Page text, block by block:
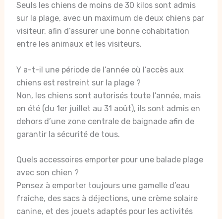
Seuls les chiens de moins de 30 kilos sont admis
sur la plage, avec un maximum de deux chiens par
visiteur, afin d’assurer une bonne cohabitation
entre les animaux et les visiteurs.
Y a-t-il une période de l’année où l’accès aux
chiens est restreint sur la plage ?
Non, les chiens sont autorisés toute l’année, mais
en été (du 1er juillet au 31 août), ils sont admis en
dehors d’une zone centrale de baignade afin de
garantir la sécurité de tous.
Quels accessoires emporter pour une balade plage
avec son chien ?
Pensez à emporter toujours une gamelle d’eau
fraîche, des sacs à déjections, une crème solaire
canine, et des jouets adaptés pour les activités